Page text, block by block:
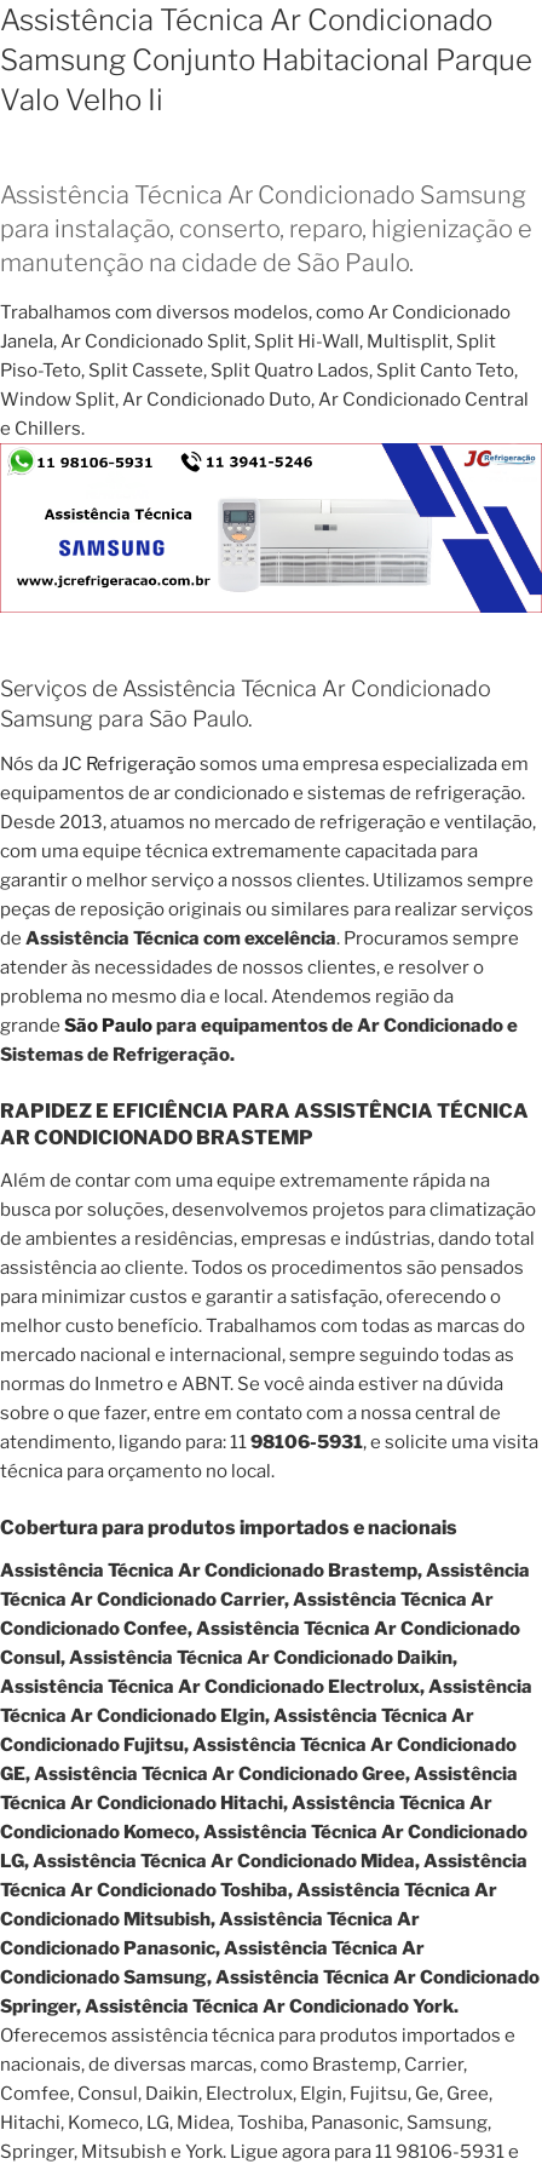
Assistência Técnica Ar Condicionado
Samsung Conjunto Habitacional Parque
Valo Velho Ii
Assistência Técnica Ar Condicionado Samsung
para instalação, conserto, reparo, higienização e
manutenção na cidade de São Paulo.
Trabalhamos com diversos modelos, como Ar Condicionado
Janela, Ar Condicionado Split, Split Hi-Wall, Multisplit, Split
Piso-Teto, Split Cassete, Split Quatro Lados, Split Canto Teto,
Window Split, Ar Condicionado Duto, Ar Condicionado Central
e Chillers.
Serviços de Assistência Técnica Ar Condicionado
Samsung para São Paulo.
Nós daJC Refrigeraçãosomos uma empresa especializada em
equipamentos de ar condicionado e sistemas de refrigeração.
Desde 2013, atuamos no mercado de refrigeração e ventilação,
com uma equipe técnica extremamente capacitada para
garantir o melhor serviço a nossos clientes. Utilizamos sempre
peças de reposição originais ou similares para realizar serviços
de Assistência Técnica com excelência. Procuramos sempre
atender às necessidades de nossos clientes, e resolver o
problema no mesmo dia e local. Atendemos região da
grande São Paulopara equipamentos de Ar Condicionado e
Sistemas de Refrigeração.
RAPIDEZ E EFICIÊNCIA PARA ASSISTÊNCIA TÉCNICA
AR CONDICIONADO BRASTEMP
Além de contar com uma equipe extremamente rápida na
busca por soluções, desenvolvemos projetos para climatização
de ambientes a residências, empresas e indústrias, dando total
assistência ao cliente. Todos os procedimentos são pensados
para minimizar custos e garantir a satisfação, oferecendo o
melhor custo benefício. Trabalhamos com todas as marcas do
mercado nacional e internacional, sempre seguindo todas as
normas do Inmetro e ABNT. Se você ainda estiver na dúvida
sobre o que fazer, entre em contato com a nossa central de
atendimento, ligando para: 1198106-5931, e solicite uma visita
técnica para orçamento no local.
Cobertura para produtos importados e nacionais
Assistência Técnica Ar Condicionado Brastemp, Assistência
Técnica Ar Condicionado Carrier, Assistência Técnica Ar
Condicionado Confee, Assistência Técnica Ar Condicionado
Consul, Assistência Técnica Ar Condicionado Daikin,
Assistência Técnica Ar Condicionado Electrolux, Assistência
Técnica Ar Condicionado Elgin, Assistência Técnica Ar
Condicionado Fujitsu, Assistência Técnica Ar Condicionado
GE, Assistência Técnica Ar Condicionado Gree, Assistência
Técnica Ar Condicionado Hitachi, Assistência Técnica Ar
Condicionado Komeco, Assistência Técnica Ar Condicionado
LG, Assistência Técnica Ar Condicionado Midea, Assistência
Técnica Ar Condicionado Toshiba, Assistência Técnica Ar
Condicionado Mitsubish, Assistência Técnica Ar
Condicionado Panasonic, Assistência Técnica Ar
Condicionado Samsung, Assistência Técnica Ar Condicionado
Springer, Assistência Técnica Ar Condicionado York.
Oferecemos assistência técnica para produtos importados e
nacionais, de diversas marcas, como Brastemp, Carrier,
Comfee, Consul, Daikin, Electrolux, Elgin, Fujitsu, Ge, Gree,
Hitachi, Komeco, LG, Midea, Toshiba, Panasonic, Samsung,
Springer, Mitsubish e York. Ligue agora para 11 98106-5931 e